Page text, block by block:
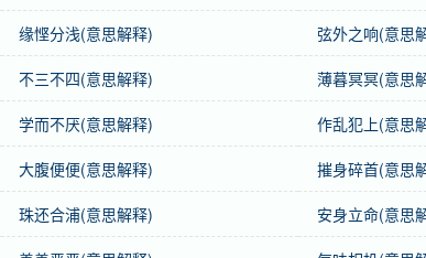
缘悭分浅(意思解释) 弦外之响(意思
不三不四(意思解释) 薄暮冥冥(意思
学而不厌(意思解释) 作乱犯上(意思
大腹便便(意思解释) 摧身碎首(意思
珠还合浦(意思解释) 安身立命(意思